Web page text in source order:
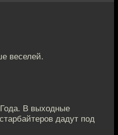
веселей.
В выходные
дадут под